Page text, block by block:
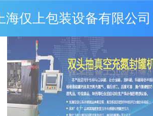
上海仅上包装设备有限公司